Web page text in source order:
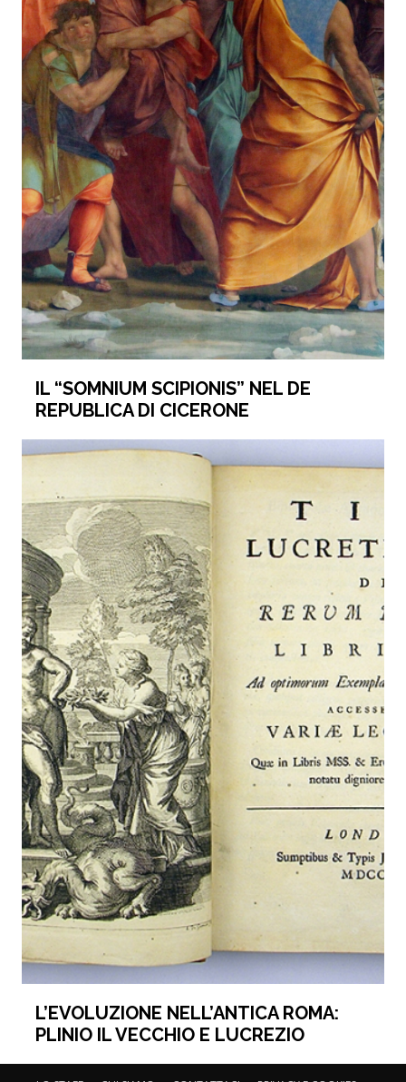
IL “SOMNIUM SCIPIONIS” NEL DE
REPUBLICA DI CICERONE
L’EVOLUZIONE NELL’ANTICA ROMA:
PLINIO IL VECCHIO E LUCREZIO